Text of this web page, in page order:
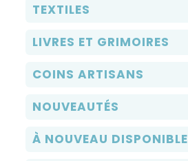
TEXTILES
LIVRES ET GRIMOIRES
COINS ARTISANS
NOUVEAUTÉS
À NOUVEAU DISPONIBLE